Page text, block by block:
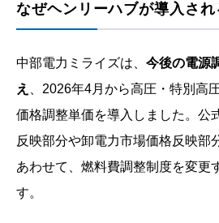
なぜヘンリーハブが導入され
中部電力ミライズは、 今後の電源
え
、2026年4月から高圧・特別高
価格調整単価を導入しました。公
反映部分や卸電力市場価格反映部
あわせて、燃料費調整制度を変更
す。